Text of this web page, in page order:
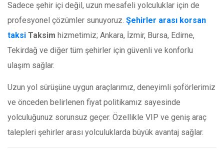
Sadece şehir içi değil, uzun mesafeli yolculuklar için de
profesyonel çözümler sunuyoruz. Şehirler arası korsan
taksi Taksim hizmetimiz; Ankara, İzmir, Bursa, Edirne,
Tekirdağ ve diğer tüm şehirler için güvenli ve konforlu
ulaşım sağlar.
Uzun yol sürüşüne uygun araçlarımız, deneyimli şoförlerimiz
ve önceden belirlenen fiyat politikamız sayesinde
yolculuğunuz sorunsuz geçer. Özellikle VIP ve geniş araç
talepleri şehirler arası yolculuklarda büyük avantaj sağlar.